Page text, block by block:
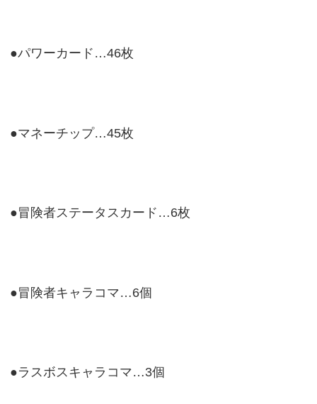
●パワーカード…46枚
●マネーチップ…45枚
●冒険者ステータスカード…6枚
●冒険者キャラコマ…6個
●ラスボスキャラコマ…3個